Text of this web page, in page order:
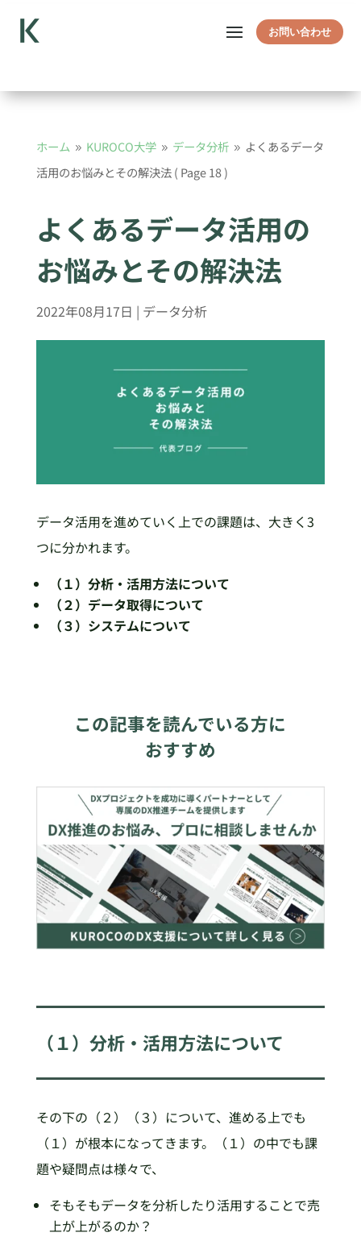
お問い合わせ
ホーム 9 KUROCO大学 9 データ分析 9 よくあるデータ
活用のお悩みとその解決法( Page 18 )
よくあるデータ活用の
お悩みとその解決法
2022年08月17日 | データ分析
データ活用を進めていく上での課題は、大きく3
つに分かれます。
（１）分析・活用方法について
（２）データ取得について
（３）システムについて
この記事を読んでいる方に
おすすめ
（１）分析・活用方法について
その下の（２）（３）について、進める上でも
（１）が根本になってきます。（１）の中でも課
題や疑問点は様々で、
そもそもデータを分析したり活用することで売
上が上がるのか？